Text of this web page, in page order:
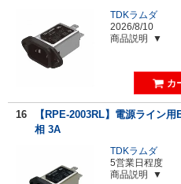
TDKラムダ
2026/8/10
商品説明
16
【RPE-2003RL】電源ライン
相 3A
TDKラムダ
5営業日程度
商品説明